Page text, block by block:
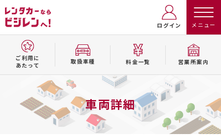
ログイン
ご利用に
あたって
取扱⾞種 料⾦⼀覧 営業所案内
車両詳細